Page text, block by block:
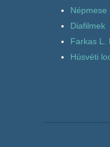
Népmese
Diafilmek
Farkas L.
Húsvéti